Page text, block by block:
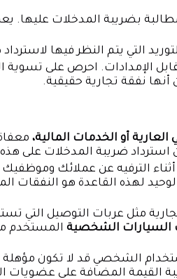
بضريبة المدخلات عليها.
التي يتم النظر فيها
الإمدادات. احرص على تسوية
أو الخدمات المالية،
استرداد ضريبة المدخلات على
أثناء الترفيه عن عملائك
لهذه القاعدة هو النفقات
مثل عربات التوصيل التي
الشخصية المستخدم
الشخصي قد لا تكون مؤهلة
القيمة المضافة على عضويات